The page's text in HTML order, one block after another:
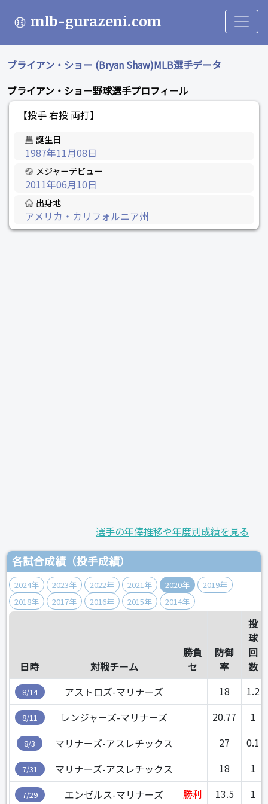
mlb-gurazeni.com
ブライアン・ショー (Bryan Shaw)MLB選手データ
ブライアン・ショー野球選手プロフィール
【投手 右投 両打】
誕生日
1987年11月08日
メジャーデビュー
2011年06月10日
出身地
アメリカ・カリフォルニア州
選手の年俸推移や年度別成績を見る
各試合成績（投手成績）
2024年 2023年 2022年 2021年 2020年
2019年
2018年
2017年 2016年 2015年 2014年
日時 対戦チーム
勝負
セ
防御
率
投
球
回
数
8/14 アストロズ-マリナーズ 18 1.2
8/11 レンジャーズ-マリナーズ 20.77 1
8/3 マリナーズ-アスレチックス 27 0.1
7/31 マリナーズ-アスレチックス 18 1
7/29 エンゼルス-マリナーズ 勝利 13.5 1